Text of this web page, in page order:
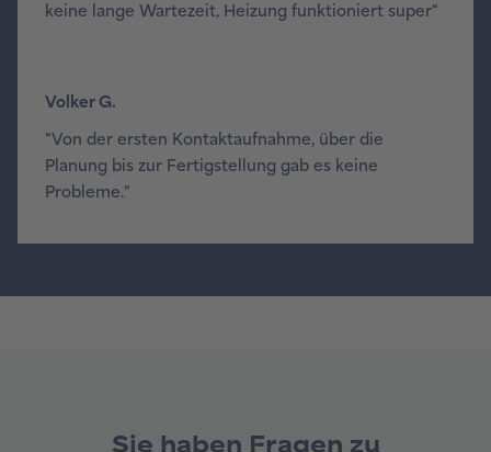
keine lange Wartezeit, Heizung funktioniert super"
Volker G.
"Von der ersten Kontaktaufnahme, über die
Planung bis zur Fertigstellung gab es keine
Probleme."
Sie haben Fragen zu